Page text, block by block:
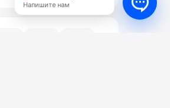
Напишите нам